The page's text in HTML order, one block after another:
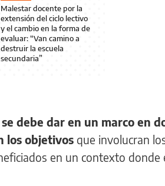
Malestar docente por la
extensión del ciclo lectivo
y el cambio en la forma de
evaluar: “Van camino a
destruir la escuela
secundaria”
se debe dar en un marco en
los objetivos que involucran
en un contexto donde